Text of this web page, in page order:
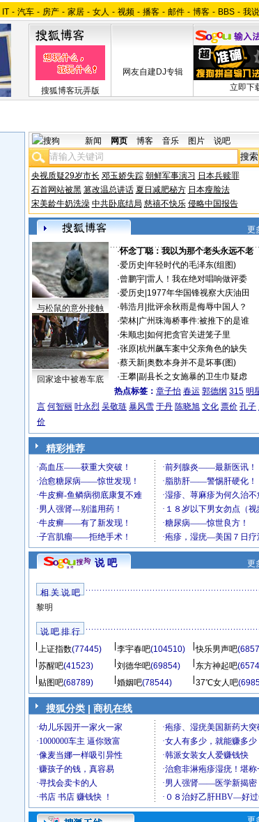
IT - 汽车 - 房产 - 家居 - 女人 - 视频 - 播客 - 邮件 - 博客 - BBS - 我
搜狐博客玩弄版
网友自建DJ专辑
立即下
新闻 网页 博客 音乐 图片 说吧
央视质疑29岁市长 邓玉娇失踪 朝鲜军事演习 日本兵赎罪
石首网站被黑 篡改温总讲话 夏日减肥秘方 日本瘦脸法
宋美龄牛奶洗澡 中共卧底结局 慈禧不快乐 侵略中国报告
更
与松鼠的意外接触
回家途中被卷车底
·怀念丁聪：我以为那个老头永远不老
·爱历史 年轻时代的毛泽东(组图)
·曾鹏宇| 雷人！我在绝对唱响做评委
·爱历史 1977年华国锋视察大庆油田
·韩浩月 批评余秋雨是侮辱中国人？
·荣林| 广州珠海桥事件:被推下的是谁
·朱顺忠 如何把贪官关进笼子里
·张原| 杭州飙车案中父亲角色的缺失
·蔡天新| 奥数本身并不是坏事(图)
·王攀| 副县长之女施暴的卫生巾疑虑
热点标签： 章子怡 春运 郭德纲 315 明
言 何智丽 叶永烈 吴敬琏 暴风雪 于丹 陈晓旭 文化 票价 孔子
价
精彩推荐
说 吧 更
相 关 说 吧
黎明
说 吧 排 行
上证指数(77445) 李宇春吧(104510) 快乐男声吧
苏醒吧(41523) 刘德华吧(69854) 东方神起吧
贴图吧(68789) 婚姻吧(78544) 37℃女人吧
搜狐分类 | 商机在线
更